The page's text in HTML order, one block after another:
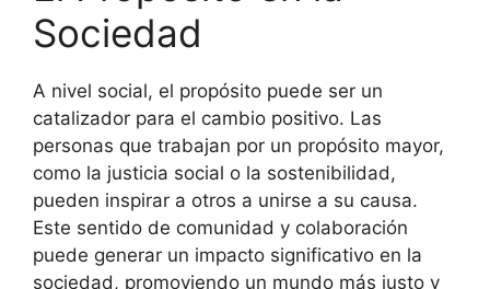
Sociedad
A nivel social, el propósito puede ser un
catalizador para el cambio positivo. Las
personas que trabajan por un propósito mayor,
como la justicia social o la sostenibilidad,
pueden inspirar a otros a unirse a su causa.
Este sentido de comunidad y colaboración
puede generar un impacto significativo en la
sociedad, promoviendo un mundo más justo y